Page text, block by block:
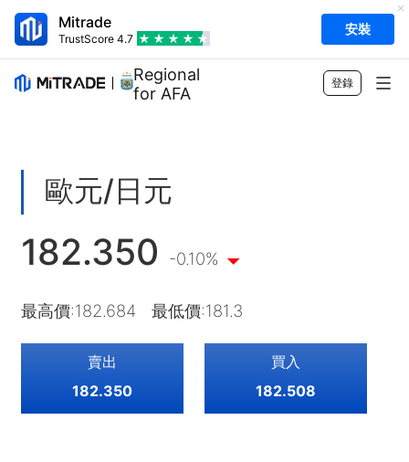
Mitrade
TrustScore 4.7
安裝
Regional Sponsor
for AFA
登錄
股票
ETF
交易
交易平台
合約細則
收費與費用
市場工具
即時報價
教育
獎項及榮譽
幫助中心
English
歐元/日元
182.350 -0.10%
最高價:182.684 最低價:181.3
賣出
182.350
買入
182.508